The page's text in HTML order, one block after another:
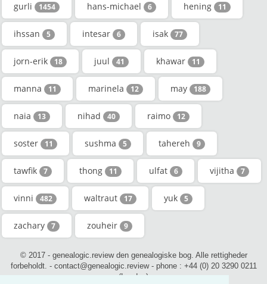
gurli 1454 hans-michael 6 hening 11
ihssan 5 intesar 6 isak 77
jorn-erik 18 juul 41 khawar 11
manna 11 marinela 12 may 188
naia 13 nihad 40 raimo 12
soster 11 sushma 5 tahereh 9
tawfik 7 thong 11 ulfat 6 vijitha 7
vinni 482 waltraut 17 yuk 5
zachary 7 zouheir 9
© 2017 - genealogic.review den genealogiske bog. Alle rettigheder
forbeholdt. - contact@genealogic.review - phone : +44 (0) 20 3290 0211
(London)